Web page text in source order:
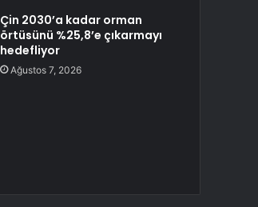
Çin 2030’a kadar orman
örtüsünü %25,8’e çıkarmayı
hedefliyor
Ağustos 7, 2026